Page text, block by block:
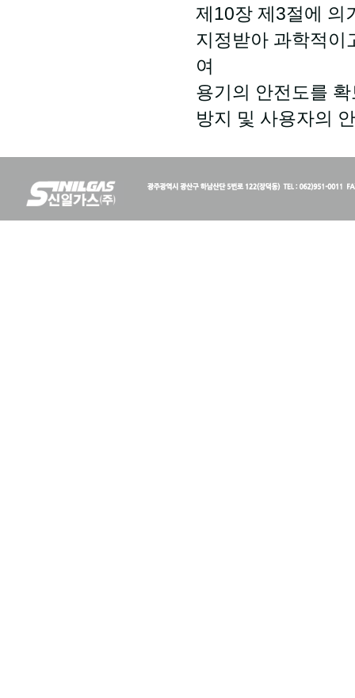
제10장 제3절에 의
지정받아 과학적이
여
용기의 안전도를
방지 및 사용자의